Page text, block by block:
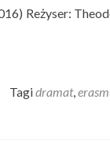
Reżyser:
Tagidramat,